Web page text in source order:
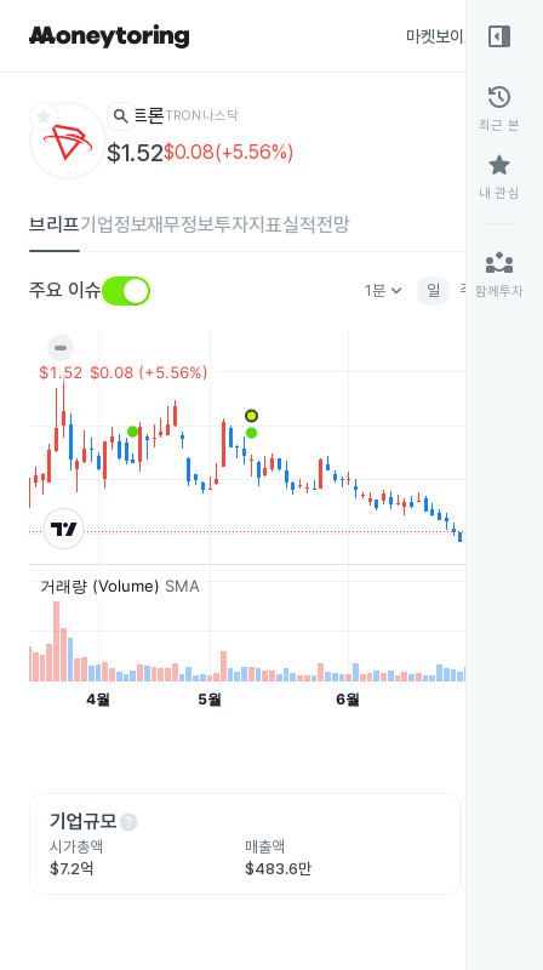
마켓보이스
star search 트론TRON나스닥
$1.52$0.08(+5.56%)
브리프기업정보재무정보투자지표실적전망
주요 이슈 1분keyboard_arrow_down 일 주 월
기업규모help
시가총액
$7.2억
매출액
$483.6만
right_panel_open
history
최근 본
star
내 관심
partner_exchange
함께투자